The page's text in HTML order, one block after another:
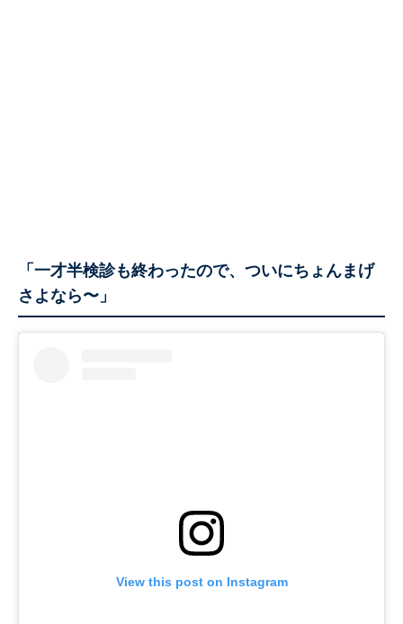
「一才半検診も終わったので、ついにちょんまげ
さよなら〜」
View this post on Instagram